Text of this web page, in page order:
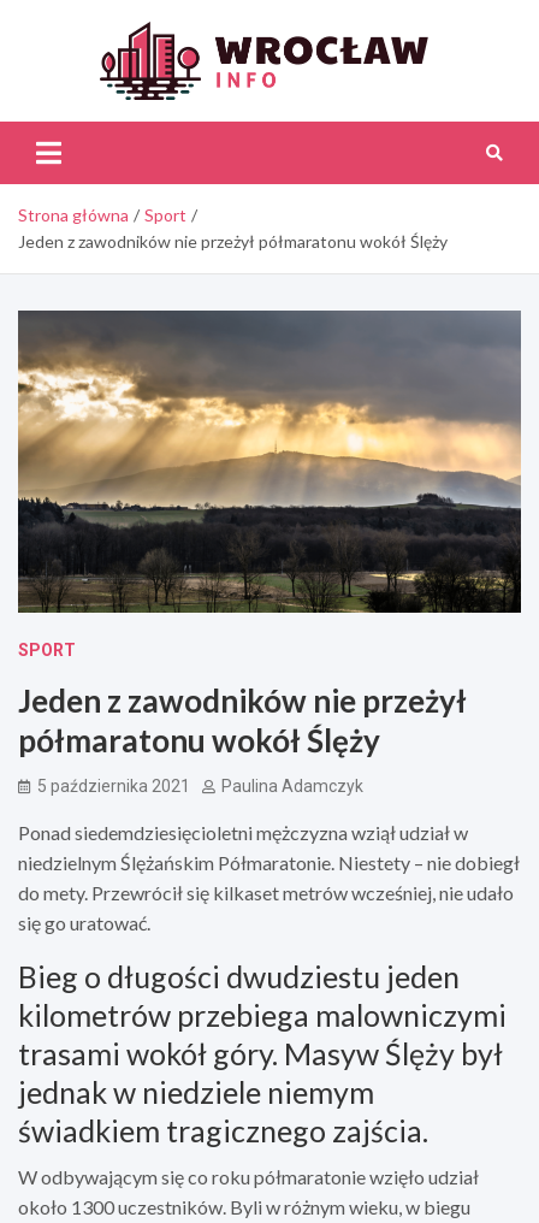
Strona główna
Sport
Jeden z zawodników nie przeżył półmaratonu wokół Ślęży
SPORT
Jeden z zawodników nie przeżył
półmaratonu wokół Ślęży
5 października 2021 Paulina Adamczyk
Ponad siedemdziesięcioletni mężczyzna wziął udział w
niedzielnym Ślężańskim Półmaratonie. Niestety – nie dobiegł
do mety. Przewrócił się kilkaset metrów wcześniej, nie udało
się go uratować.
Bieg o długości dwudziestu jeden
kilometrów przebiega malowniczymi
trasami wokół góry. Masyw Ślęży był
jednak w niedziele niemym
świadkiem tragicznego zajścia.
W odbywającym się co roku półmaratonie wzięło udział
około 1300 uczestników. Byli w różnym wieku, w biegu